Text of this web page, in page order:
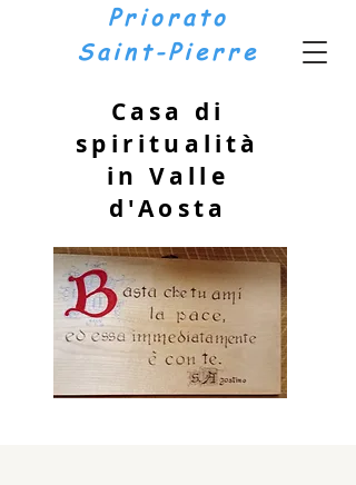
Priorato
Saint-Pierre
Casa di
spiritualità
in Valle
d'Aosta